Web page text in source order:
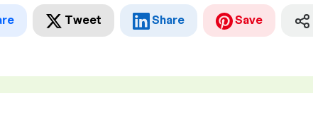
Tweet Share Save